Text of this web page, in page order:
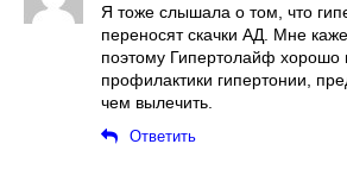
Я тоже слышала о том, что
переносят скачки АД. Мне
поэтому Гипертолайф хорошо
профилактики гипертонии,
чем вылечить.
Ответить